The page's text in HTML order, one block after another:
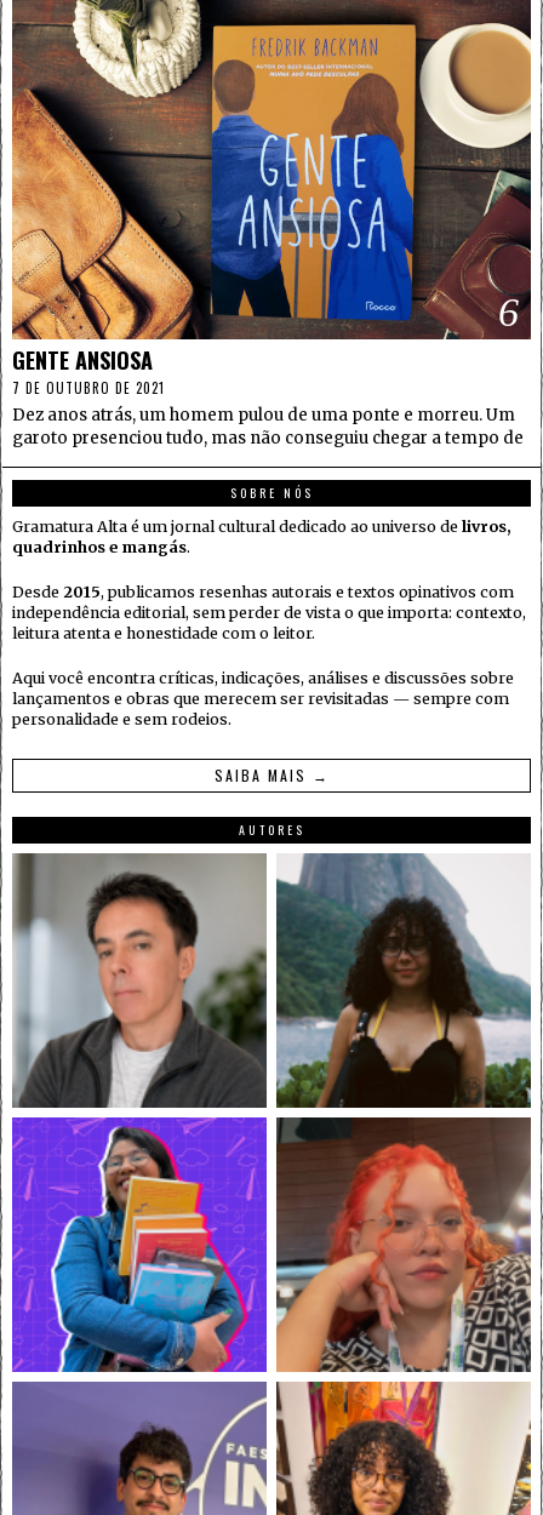
6
GENTE ANSIOSA
7 DE OUTUBRO DE 2021
Dez anos atrás, um homem pulou de uma ponte e morreu. Um
garoto presenciou tudo, mas não conseguiu chegar a tempo de
SOBRE NÓS
Gramatura Alta é um jornal cultural dedicado ao universo de livros,
quadrinhos e mangás.
Desde 2015, publicamos resenhas autorais e textos opinativos com
independência editorial, sem perder de vista o que importa: contexto,
leitura atenta e honestidade com o leitor.
Aqui você encontra críticas, indicações, análises e discussões sobre
lançamentos e obras que merecem ser revisitadas — sempre com
personalidade e sem rodeios.
SAIBA MAIS →
AUTORES